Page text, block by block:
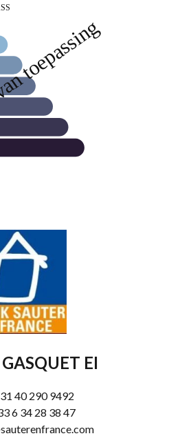
EI
40 290 9492
6 34 28 38 47